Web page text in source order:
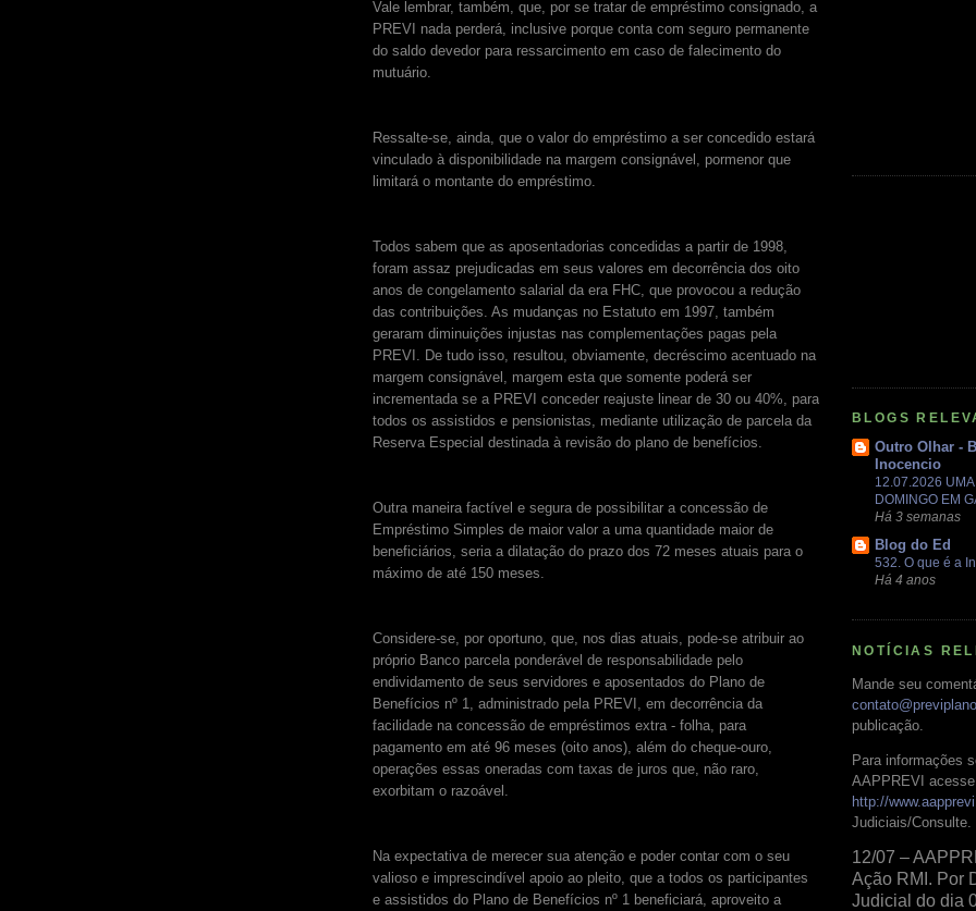
Vale lembrar, também, que, por se tratar de empréstimo consignado, a
PREVI nada perderá, inclusive porque conta com seguro permanente
do saldo devedor para ressarcimento em caso de falecimento do
mutuário.
Ressalte-se, ainda, que o valor do empréstimo a ser concedido estará
vinculado à disponibilidade na margem consignável, pormenor que
limitará o montante do empréstimo.
Todos sabem que as aposentadorias concedidas a partir de 1998,
foram assaz prejudicadas em seus valores em decorrência dos oito
anos de congelamento salarial da era FHC, que provocou a redução
das contribuições. As mudanças no Estatuto em 1997, também
geraram diminuições injustas nas complementações pagas pela
PREVI. De tudo isso, resultou, obviamente, decréscimo acentuado na
margem consignável, margem esta que somente poderá ser
incrementada se a PREVI conceder reajuste linear de 30 ou 40%, para
todos os assistidos e pensionistas, mediante utilização de parcela da
Reserva Especial destinada à revisão do plano de benefícios.
Outra maneira factível e segura de possibilitar a concessão de
Empréstimo Simples de maior valor a uma quantidade maior de
beneficiários, seria a dilatação do prazo dos 72 meses atuais para o
máximo de até 150 meses.
Considere-se, por oportuno, que, nos dias atuais, pode-se atribuir ao
próprio Banco parcela ponderável de responsabilidade pelo
endividamento de seus servidores e aposentados do Plano de
Benefícios nº 1, administrado pela PREVI, em decorrência da
facilidade na concessão de empréstimos extra - folha, para
pagamento em até 96 meses (oito anos), além do cheque-ouro,
operações essas oneradas com taxas de juros que, não raro,
exorbitam o razoável.
Na expectativa de merecer sua atenção e poder contar com o seu
valioso e imprescindível apoio ao pleito, que a todos os participantes
e assistidos do Plano de Benefícios nº 1 beneficiará, aproveito a
BLOGS
Outro Olhar -
Inocencio
12.07.2026
DOMINGO EM
Há 3 semanas
Blog do Ed
532. O que é a
Há 4 anos
NOTÍCIAS
Mande seu
publicação.
Para informações
AAPPREVI
http://
Judiciais/Consulte.
12/07 –
Ação RMI. Por
Judicial do dia